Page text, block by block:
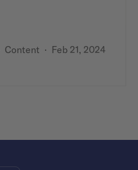
Content · Feb 21, 2024